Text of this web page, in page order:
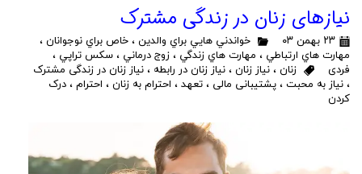
نیازهای زنان در زندگی مشترک
۲۳ بهمن ۰۳ خواندني هايي براي والدين ، خاص براي نوجوانان ،
مهارت هاي ارتباطي ، مهارت هاي زندگي ، زوج درماني ، سكس تراپي ،
فردی
زنان ، نیاز زنان ، نیاز زنان در رابطه ، نیاز زنان در زندگی مشترک
، نیاز به محبت ، پشتیبانی مالی ، تعهد ، احترام به زنان ، احترام ، درک
کردن